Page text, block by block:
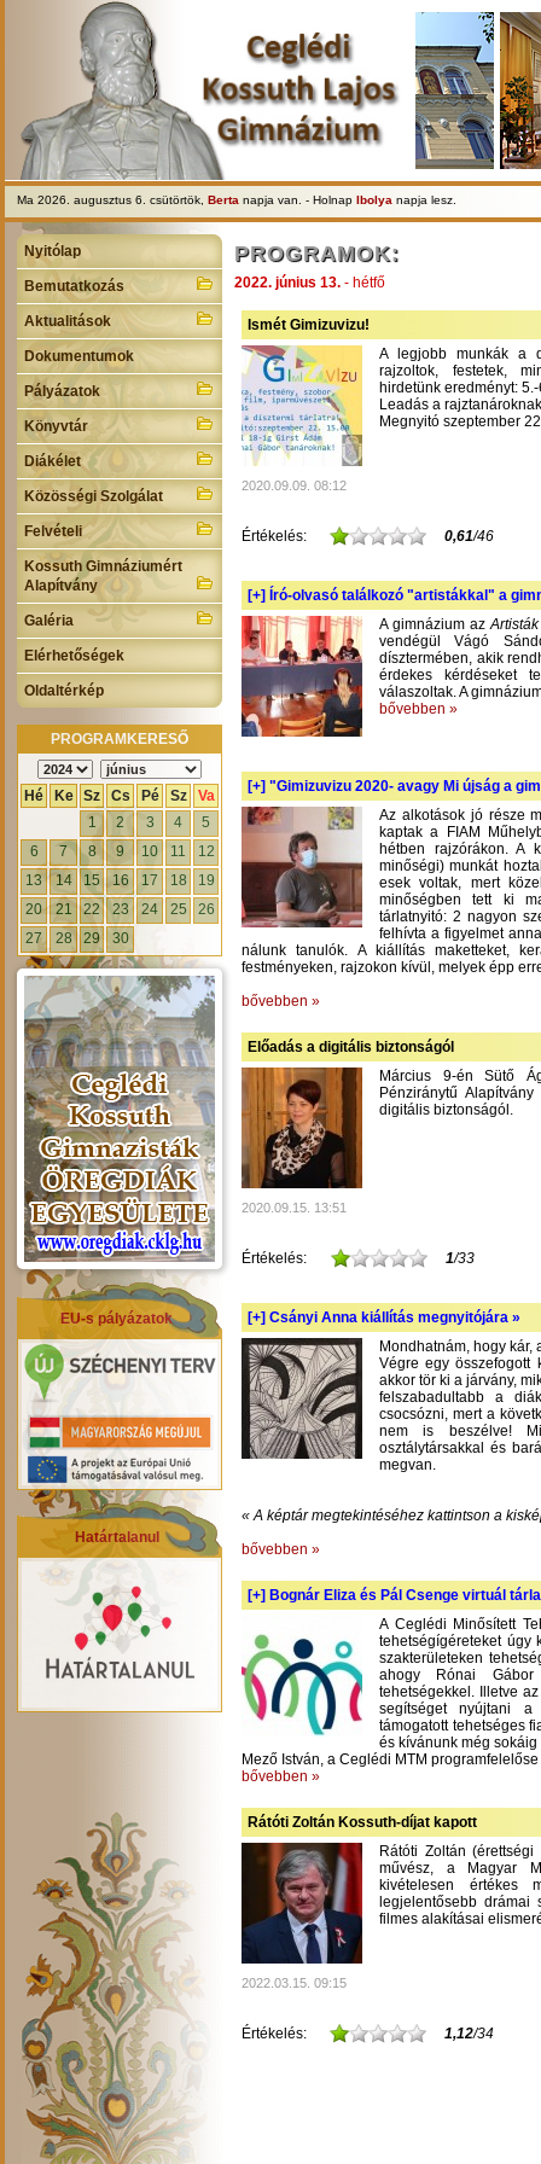
Ma 2026. augusztus 6. csütörtök, Berta napja van. - Holnap Ibolya napja lesz.
Nyitólap
Bemutatkozás
Aktualitások
Dokumentumok
Pályázatok
Könyvtár
Diákélet
Közösségi Szolgálat
Felvételi
Kossuth Gimnáziumért
Alapítvány
Galéria
Elérhetőségek
Oldaltérkép
PROGRAMKERESŐ
Hé Ke Sz Cs Pé Sz
Va
1
2 3 4
5
6
7 8 9 10 11
12
13
14 15 16 17 18
19
20
21 22 23 24 25
26
27
28 29 30
EU-s pályázatok
Határtalanul
PROGRAMOK:
2022. június 13. - hétfő
Ismét Gimizuvizu!
A legjobb munkák a
rajzoltok, festetek,
hirdetünk eredményt:
Leadás a
Megnyitó szeptember
2020.09.09. 08:12
Értékelés: 0,61/46
[+] Író-olvasó találkozó "artistákkal" a
A gimnázium az
vendégül Vágó
dísztermében, akik
érdekes kérdéseket
válaszoltak. A
bővebben »
[+] "Gimizuvizu 2020- avagy Mi újság a
Az alkotások jó része
kaptak a FIAM
hétben rajzórákon. A
minőségi) munkát
esek voltak, mert
minőségben tett ki
tárlatnyitó: 2 nagyon
felhívta a figyelmet
nálunk tanulók. A kiállítás maketteket,
festményeken, rajzokon kívül, melyek épp
bővebben »
Előadás a digitális biztonságól
Március 9-én Sütő
Pénziránytű
digitális biztonságól.
2020.09.15. 13:51
Értékelés: 1/33
[+] Csányi Anna kiállítás megnyitójára »
Mondhatnám, hogy kár,
Végre egy összefogott
akkor tör ki a járvány,
felszabadultabb a
csocsózni, mert a
nem is beszélve!
osztálytársakkal és
megvan.
« A képtár megtekintéséhez kattintson a
bővebben »
[+] Bognár Eliza és Pál Csenge virtuál
A Ceglédi Minősített
tehetségígéreteket úgy
szakterületeken
ahogy Rónai Gábor
tehetségekkel. Illetve
segítséget nyújtani a
támogatott tehetséges
és kívánunk még
Mező István, a Ceglédi MTM programfelelőse
bővebben »
Rátóti Zoltán Kossuth-díjat kapott
Rátóti Zoltán
művész, a Magyar
kivételesen értékes
legjelentősebb drámai
filmes alakításai
2022.03.15. 09:15
Értékelés: 1,12/34